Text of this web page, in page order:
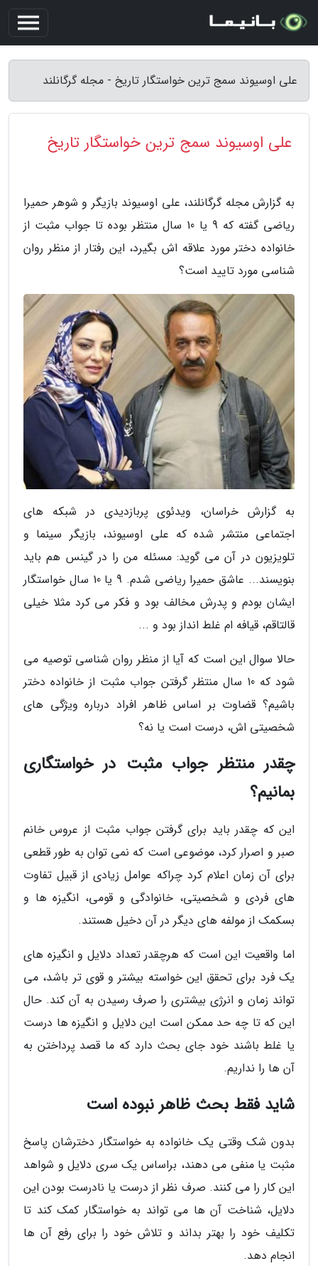
علی اوسیوند سمج ترین خواستگار تاریخ - مجله گرگانلند
علی اوسیوند سمج ترین خواستگار تاریخ
به گزارش مجله گرگانلند، علی اوسیوند بازیگر و شوهر حمیرا
ریاضی گفته که 9 یا 10 سال منتظر بوده تا جواب مثبت از
خانواده دختر مورد علاقه اش بگیرد، این رفتار از منظر روان
شناسی مورد تایید است؟
به گزارش خراسان، ویدئوی پربازدیدی در شبکه های
اجتماعی منتشر شده که علی اوسیوند، بازیگر سینما و
تلویزیون در آن می گوید: مسئله من را در گینس هم باید
بنویسند... عاشق حمیرا ریاضی شدم. 9 یا 10 سال خواستگار
ایشان بودم و پدرش مخالف بود و فکر می کرد مثلا خیلی
قالتاقم، قیافه ام غلط انداز بود و ...
حالا سوال این است که آیا از منظر روان شناسی توصیه می
شود که 10 سال منتظر گرفتن جواب مثبت از خانواده دختر
باشیم؟ قضاوت بر اساس ظاهر افراد درباره ویژگی های
شخصیتی اش، درست است یا نه؟
چقدر منتظر جواب مثبت در خواستگاری
بمانیم؟
این که چقدر باید برای گرفتن جواب مثبت از عروس خانم
صبر و اصرار کرد، موضوعی است که نمی توان به طور قطعی
برای آن زمان اعلام کرد چراکه عوامل زیادی از قبیل تفاوت
های فردی و شخصیتی، خانوادگی و قومی، انگیزه ها و
بسکمک از مولفه های دیگر در آن دخیل هستند.
اما واقعیت این است که هرچقدر تعداد دلایل و انگیزه های
یک فرد برای تحقق این خواسته بیشتر و قوی تر باشد، می
تواند زمان و انرژی بیشتری را صرف رسیدن به آن کند. حال
این که تا چه حد ممکن است این دلایل و انگیزه ها درست
یا غلط باشند خود جای بحث دارد که ما قصد پرداختن به
آن ها را نداریم.
شاید فقط بحث ظاهر نبوده است
بدون شک وقتی یک خانواده به خواستگار دخترشان پاسخ
مثبت یا منفی می دهند، براساس یک سری دلایل و شواهد
این کار را می کنند. صرف نظر از درست یا نادرست بودن این
دلایل، شناخت آن ها می تواند به خواستگار کمک کند تا
تکلیف خود را بهتر بداند و تلاش خود را برای رفع آن ها
انجام دهد.